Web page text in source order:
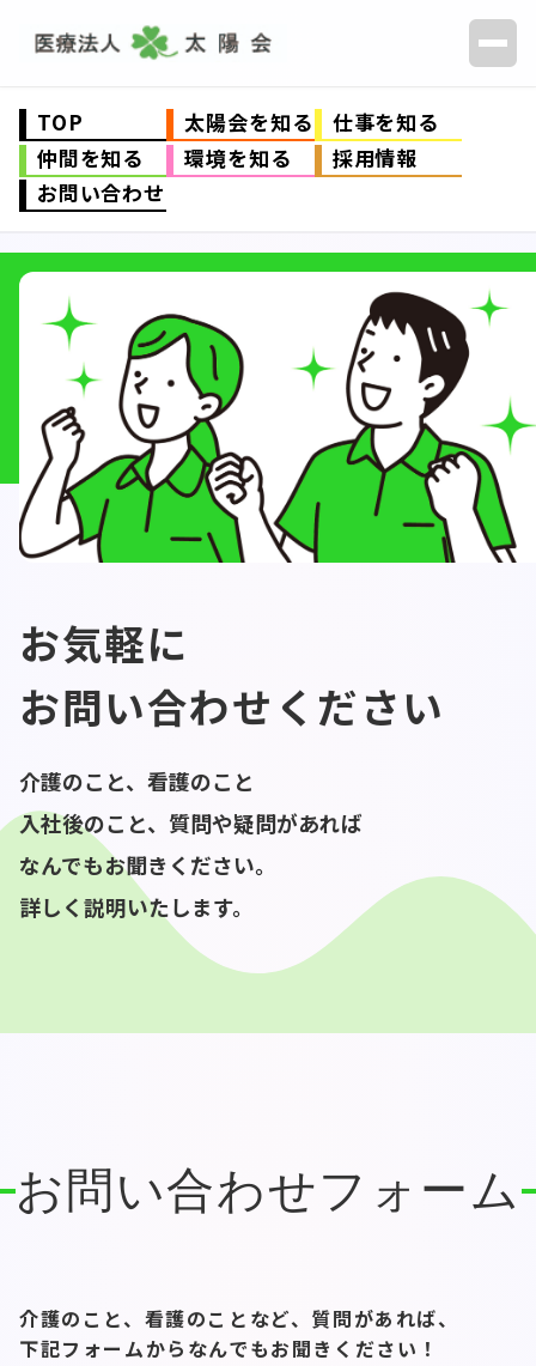
TOP 太陽会を知る
仕事を知る
仲間を知る
環境を知る
採用情報
お問い合わせ
お気軽に
お問い合わせください
介護のこと、看護のこと
入社後のこと、質問や疑問があれば
なんでもお聞きください。
詳しく説明いたします。
お問い合わせフォーム
介護のこと、看護のことなど、質問があれば、
下記フォームからなんでもお聞きください！